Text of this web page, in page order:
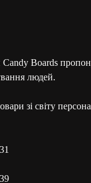
Candy Boards
людей.
зі світу